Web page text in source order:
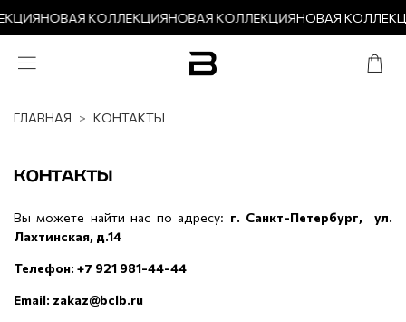
НОВАЯ КОЛЛЕКЦИЯНОВАЯ КОЛЛЕКЦИЯНОВАЯ
ГЛАВНАЯ КОНТАКТЫ
КОНТАКТЫ
Вы можете найти нас по адресу: г. Санкт-Петербург, ул.
Лахтинская, д.14
Телефон: +7 921 981-44-44
Email: zakaz@bclb.ru